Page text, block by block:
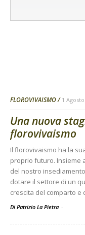
FLOROVIVAISMO 1
Una nuova
florovivaismo
Il florovivaismo ha la
proprio futuro. Insieme
del nostro
dotare il settore di un
crescita del comparto e
Di Patrizio La Pietra -